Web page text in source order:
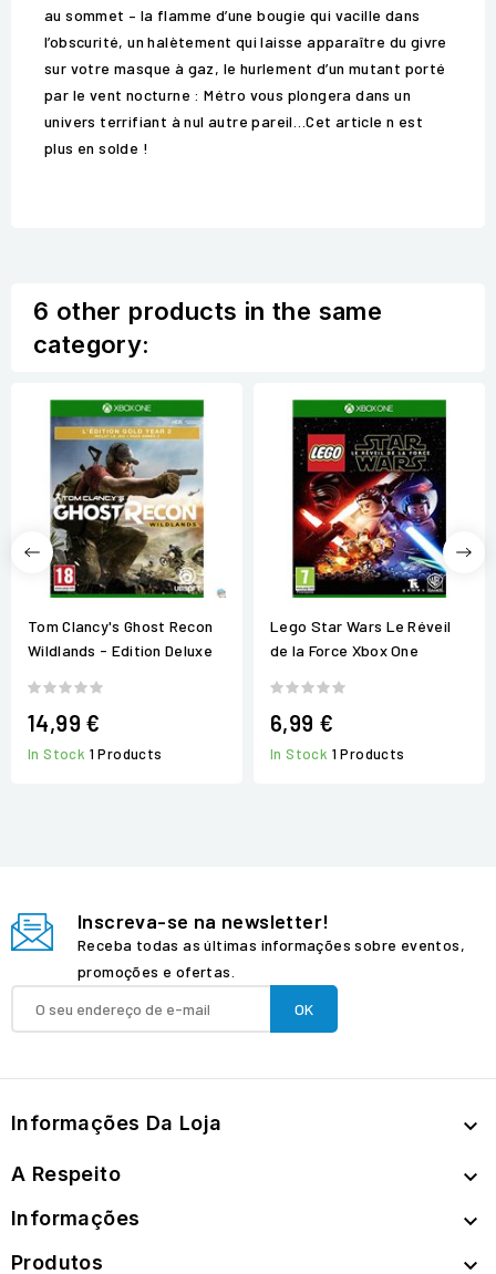
au sommet – la flamme d’une bougie qui vacille dans
l’obscurité, un halètement qui laisse apparaître du givre
sur votre masque à gaz, le hurlement d’un mutant porté
par le vent nocturne : Métro vous plongera dans un
univers terrifiant à nul autre pareil…Cet article n est
plus en solde !
6 other products in the same
category:
Tom Clancy's Ghost Recon
Wildlands - Edition Deluxe
14,99 €
In Stock 1 Products
Lego Star Wars Le Réveil
de la Force Xbox One
6,99 €
In Stock 1 Products
Inscreva-se na newsletter!
Receba todas as últimas informações sobre eventos,
promoções e ofertas.
Informações Da Loja 
A Respeito 
Informações 
Produtos 